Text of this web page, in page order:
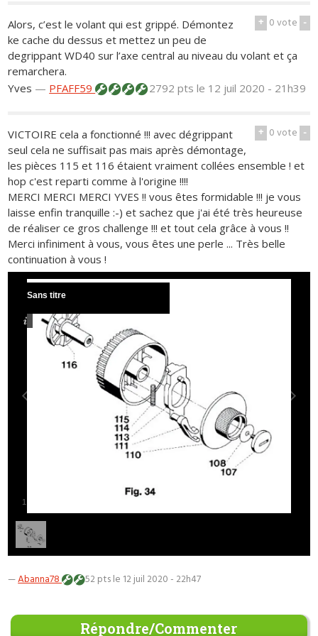
+ 0vote -
Alors, c’est le volant qui est grippé. Démontez
ke cache du dessus et mettez un peu de
degrippant WD40 sur l’axe central au niveau du volant et ça
remarchera.
Yves — PFAFF59 2792 ptsle 12 juil 2020 - 21h39
+ 0vote -
VICTOIRE cela a fonctionné !!! avec dégrippant
seul cela ne suffisait pas mais après démontage,
les pièces 115 et 116 étaient vraiment collées ensemble ! et
hop c'est reparti comme à l'origine !!!!
MERCI MERCI MERCI YVES !! vous êtes formidable !!! je vous
laisse enfin tranquille :-) et sachez que j'ai été très heureuse
de réaliser ce gros challenge !!! et tout cela grâce à vous !!
Merci infiniment à vous, vous êtes une perle ... Très belle
continuation à vous !
1
Sans titre
—Abanna78 52 ptsle 12 juil 2020 - 22h47
Répondre/Commenter